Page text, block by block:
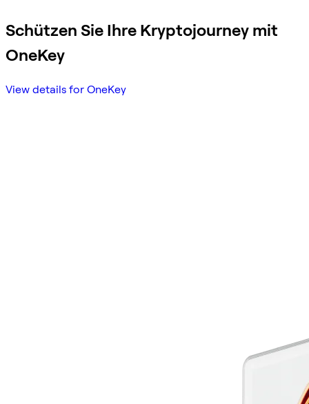
Schützen Sie Ihre Kryptojourney mit
OneKey
View details for OneKey